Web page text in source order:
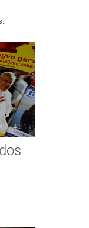
4:51